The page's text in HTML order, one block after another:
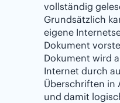
vollständig
Grundsätzlich
eigene
Dokument
Dokument wird
Internet durch
Überschriften in
und damit